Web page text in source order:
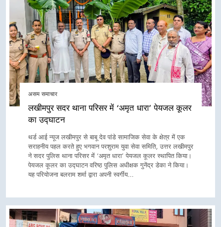
असम समाचार
लखीमपुर सदर थाना परिसर में ‘अमृत धारा’ पेयजल कूलर
का उद्घाटन
थर्ड आई न्यूज लखीमपुर से बाबू देव पांडे सामाजिक सेवा के क्षेत्र में एक
सराहनीय पहल करते हुए भगवान परशुराम युवा सेवा समिति, उत्तर लखीमपुर
ने सदर पुलिस थाना परिसर में ‘अमृत धारा’ पेयजल कूलर स्थापित किया।
पेयजल कूलर का उद्घाटन वरिष्ठ पुलिस अधीक्षक गुनेंद्र डेका ने किया।
यह परियोजना बलराम शर्मा द्वारा अपनी स्वर्गीय…